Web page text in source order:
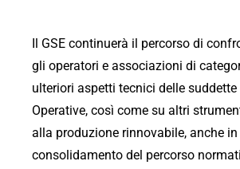
Il GSE continuerà il percorso di
gli operatori e associazioni di
ulteriori aspetti tecnici delle suddette
Operative, così come su altri
alla produzione rinnovabile, anche
consolidamento del percorso